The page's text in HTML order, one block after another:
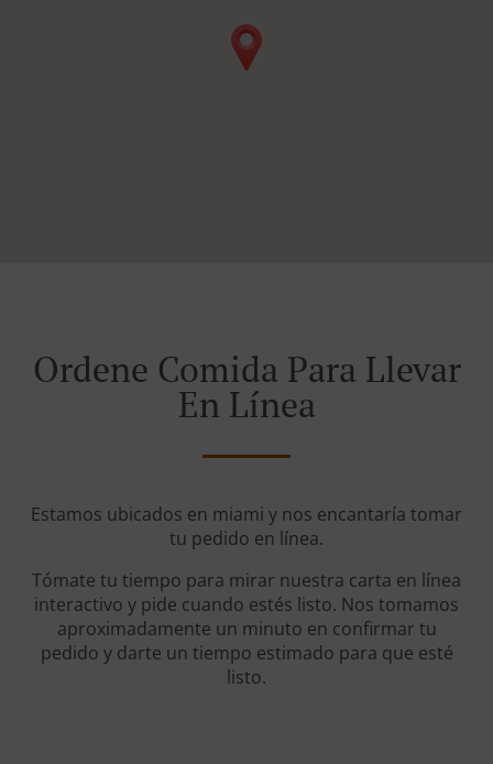
Ordene Comida Para Llevar
En Línea
Estamos ubicados en miami y nos encantaría tomar
tu pedido en línea.
Tómate tu tiempo para mirar nuestra carta en línea
interactivo y pide cuando estés listo. Nos tomamos
aproximadamente un minuto en confirmar tu
pedido y darte un tiempo estimado para que esté
listo.